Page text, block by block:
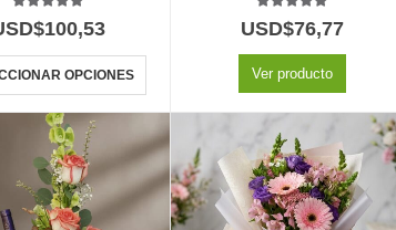
5.00out of 5
100,53
OPCIONES
out of 5
USD$76,77
Ver producto